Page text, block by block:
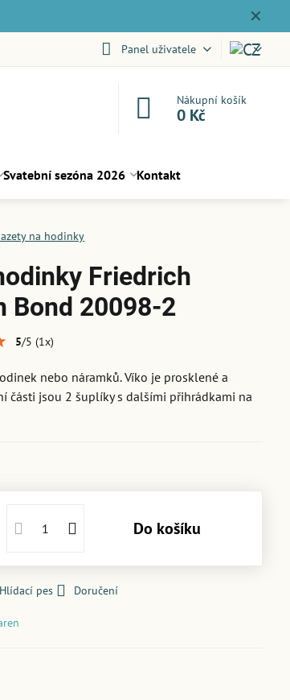
✕
Panel uživatele
Nákupní košík
0 Kč
Svatební sezóna 2026 Kontakt
na hodinky
Friedrich
Bond 20098-2
5/5 (1x)
nebo náramků. Víko je prosklené a
části jsou 2 šuplíky s dalšími přihrádkami na
Do košíku
Hlídací pes Doručení